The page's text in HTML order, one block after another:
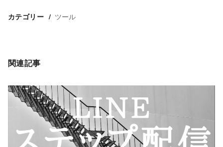
カテゴリー ツール
関連記事